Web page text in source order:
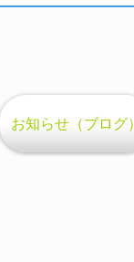
お知らせ（ブログ）